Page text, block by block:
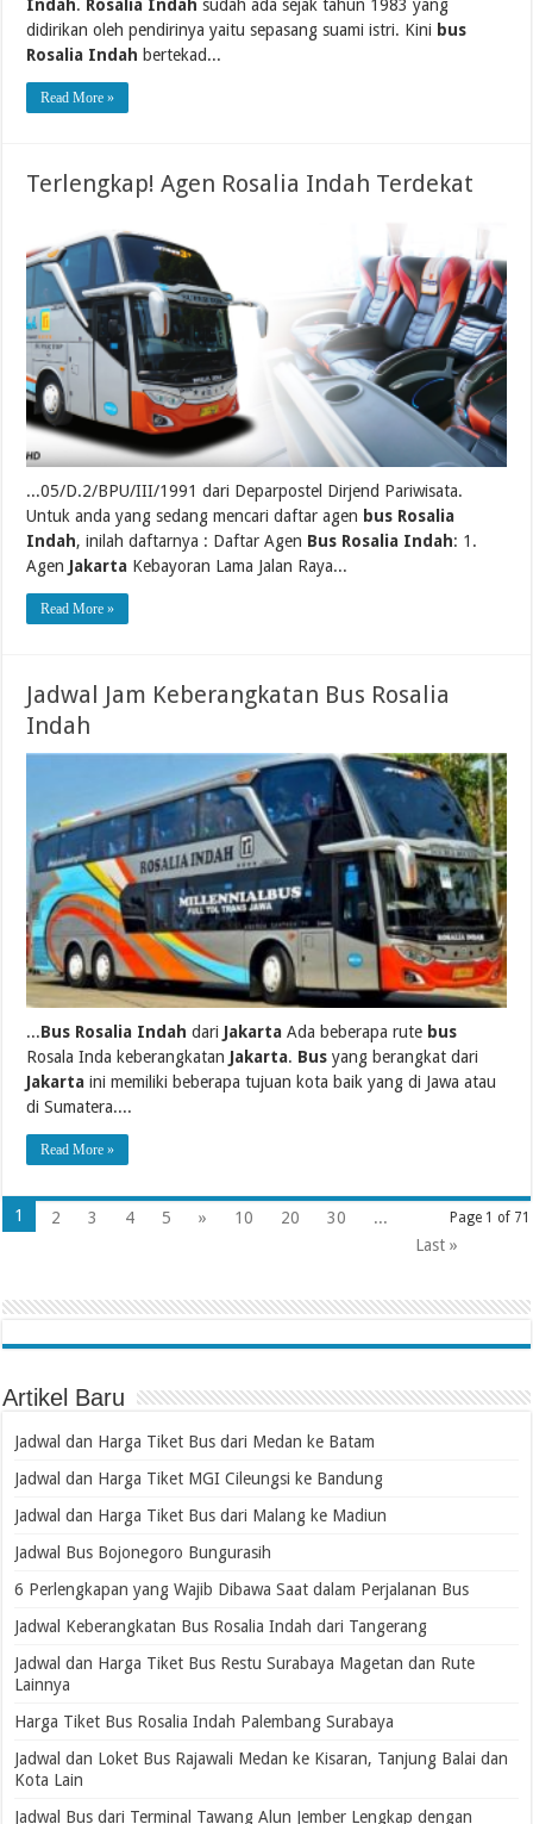
Indah. Rosalia Indah sudah ada sejak tahun 1983 yang
didirikan oleh pendirinya yaitu sepasang suami istri. Kini bus
Rosalia Indah bertekad...
Read More »
Terlengkap! Agen Rosalia Indah Terdekat
...05/D.2/BPU/III/1991 dari Deparpostel Dirjend Pariwisata.
Untuk anda yang sedang mencari daftar agen bus Rosalia
Indah, inilah daftarnya : Daftar Agen Bus Rosalia Indah: 1.
Agen Jakarta Kebayoran Lama Jalan Raya...
Read More »
Jadwal Jam Keberangkatan Bus Rosalia
Indah
...Bus Rosalia Indah dari Jakarta Ada beberapa rute bus
Rosala Inda keberangkatan Jakarta. Bus yang berangkat dari
Jakarta ini memiliki beberapa tujuan kota baik yang di Jawa atau
di Sumatera....
Read More »
Page 1 of 71
1 2 3 4 5 » 10 20 30
...
Last »
Artikel Baru
Jadwal dan Harga Tiket Bus dari Medan ke Batam
Jadwal dan Harga Tiket MGI Cileungsi ke Bandung
Jadwal dan Harga Tiket Bus dari Malang ke Madiun
Jadwal Bus Bojonegoro Bungurasih
6 Perlengkapan yang Wajib Dibawa Saat dalam Perjalanan Bus
Jadwal Keberangkatan Bus Rosalia Indah dari Tangerang
Jadwal dan Harga Tiket Bus Restu Surabaya Magetan dan Rute
Lainnya
Harga Tiket Bus Rosalia Indah Palembang Surabaya
Jadwal dan Loket Bus Rajawali Medan ke Kisaran, Tanjung Balai dan
Kota Lain
Jadwal Bus dari Terminal Tawang Alun Jember Lengkap dengan